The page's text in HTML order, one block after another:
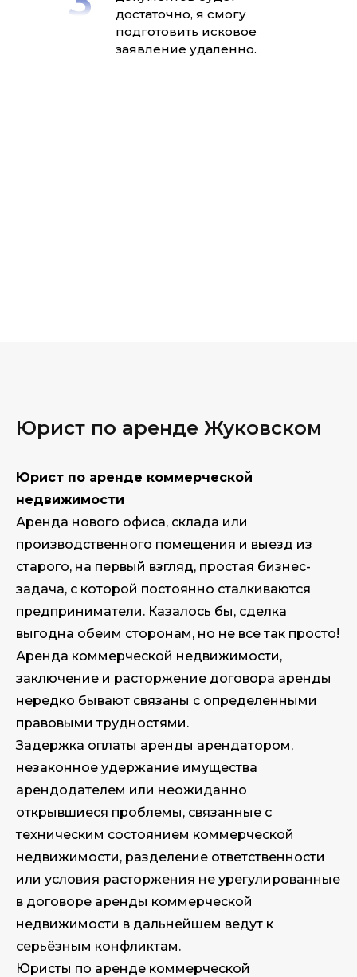
достаточно, я смогу
подготовить исковое
заявление удаленно.
Юрист по аренде Жуковском
Юрист по аренде коммерческой
недвижимости
Аренда нового офиса, склада или
производственного помещения и выезд из
старого, на первый взгляд, простая бизнес-
задача, с которой постоянно сталкиваются
предприниматели. Казалось бы, сделка
выгодна обеим сторонам, но не все так просто!
Аренда коммерческой недвижимости,
заключение и расторжение договора аренды
нередко бывают связаны с определенными
правовыми трудностями.
Задержка оплаты аренды арендатором,
незаконное удержание имущества
арендодателем или неожиданно
открывшиеся проблемы, связанные с
техническим состоянием коммерческой
недвижимости, разделение ответственности
или условия расторжения не урегулированные
в договоре аренды коммерческой
недвижимости в дальнейшем ведут к
серьёзным конфликтам.
Юристы по аренде коммерческой